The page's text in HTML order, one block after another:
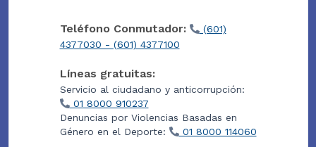
Teléfono Conmutador:
(601)
4377030 - (601) 4377100
Líneas gratuitas:
Servicio al ciudadano y anticorrupción:
01 8000 910237
Denuncias por Violencias Basadas en
Género en el Deporte:
01 8000 114060